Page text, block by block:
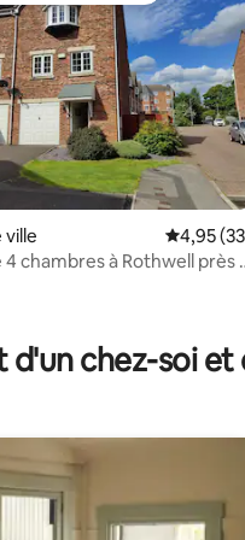
la base de 37
ville
4,95
chambres à Rothwell près
chez-soi et